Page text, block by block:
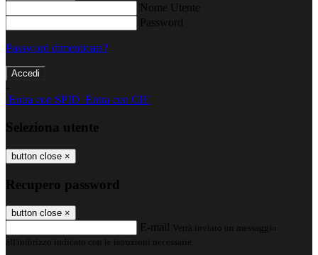
Nome Utente
Password
Password dimenticata?
-
Entra con SPID Entra con CIE
Seleziona utente
button close ×
Recupero password
button close ×
E-mail Verrà inviato un messaggio
all'indirizzo indicato con le istruzioni necessarie.